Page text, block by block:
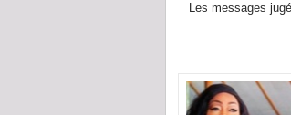
Les messages